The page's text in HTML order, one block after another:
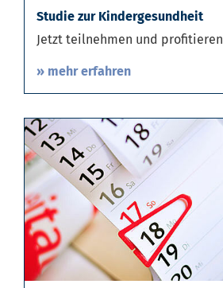
Studie zur Kindergesundheit
Jetzt teilnehmen und profitieren
» mehr erfahren